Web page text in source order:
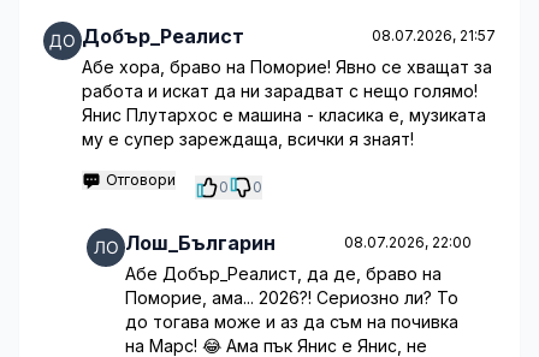
Добър_Реалист 08.07.2026, 21:57
Абе хора, браво на Поморие! Явно се хващат за
работа и искат да ни зарадват с нещо голямо!
Янис Плутархос е машина - класика е, музиката
му е супер зареждаща, всички я знаят!
Отговори 0 0
Лош_Българин 08.07.2026, 22:00
Абе Добър_Реалист, да де, браво на
Поморие, ама... 2026?! Сериозно ли? То
до тогава може и аз да съм на почивка
на Марс! 😂 Ама пък Янис е Янис, не